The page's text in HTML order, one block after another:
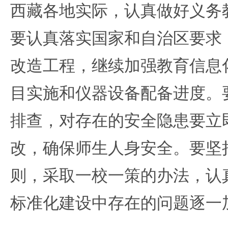
西藏各地实际，认真做好义
要认真落实国家和自治区要
改造工程，继续加强教育信
目实施和仪器设备配备进度
排查，对存在的安全隐患要
改，确保师生人身安全。要坚
则，采取一校一策的办法，
标准化建设中存在的问题逐一